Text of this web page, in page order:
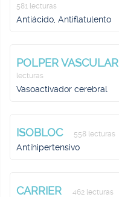
581 lecturas
Antiácido, Antiflatulento
POLPER VASCULAR
lecturas
Vasoactivador cerebral
ISOBLOC 558 lecturas
Antihipertensivo
CARRIER 462 lecturas